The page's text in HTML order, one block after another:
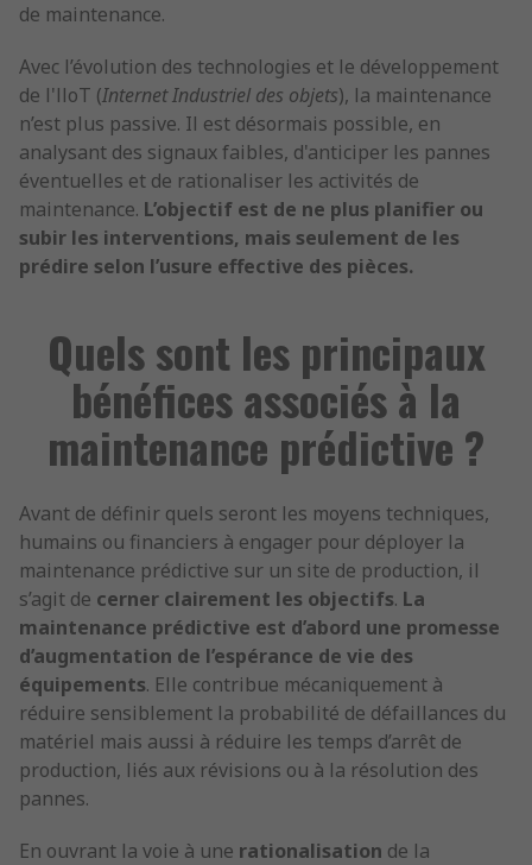
de maintenance.
Avec l’évolution des technologies et le développement
de l'lloT (Internet Industriel des objets), la maintenance
n’est plus passive. Il est désormais possible, en
analysant des signaux faibles, d'anticiper les pannes
éventuelles et de rationaliser les activités de
maintenance. L’objectif est de ne plus planifier ou
subir les interventions, mais seulement de les
prédire selon l’usure effective des pièces.
Quels sont les principaux
bénéfices associés à la
maintenance prédictive ?
Avant de définir quels seront les moyens techniques,
humains ou financiers à engager pour déployer la
maintenance prédictive sur un site de production, il
s’agit de cerner clairement les objectifs. La
maintenance prédictive est d’abord une promesse
d’augmentation de l’espérance de vie des
équipements. Elle contribue mécaniquement à
réduire sensiblement la probabilité de défaillances du
matériel mais aussi à réduire les temps d’arrêt de
production, liés aux révisions ou à la résolution des
pannes.
En ouvrant la voie à une rationalisation de la